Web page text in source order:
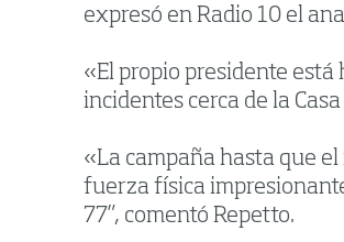
expresó en Radio 10 el
«El propio presidente está
incidentes cerca de la
«La campaña hasta que
fuerza física
77”, comentó Repetto.